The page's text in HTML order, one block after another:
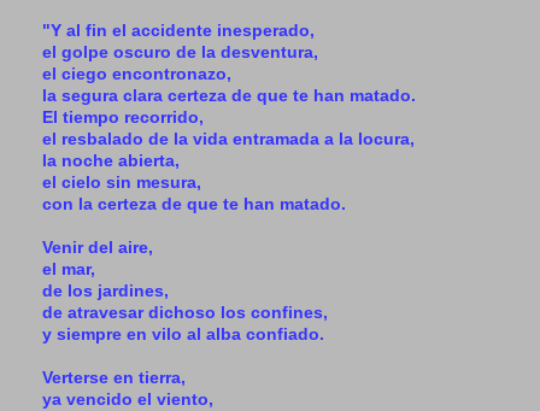
"Y al fin el accidente inesperado,
el golpe oscuro de la desventura,
el ciego encontronazo,
la segura clara certeza de que te han matado.
El tiempo recorrido,
el resbalado de la vida entramada a la locura,
la noche abierta,
el cielo sin mesura,
con la certeza de que te han matado.
Venir del aire,
el mar,
de los jardines,
de atravesar dichoso los confines,
y siempre en vilo al alba confiado.
Verterse en tierra,
ya vencido el viento,